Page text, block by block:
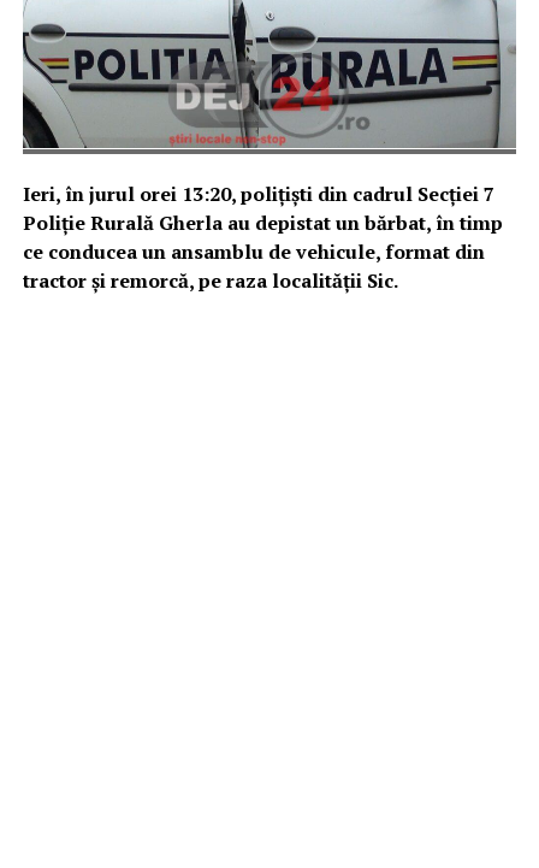
Ieri, în jurul orei 13:20, poliţişti din cadrul Secţiei 7
Poliţie Rurală Gherla au depistat un bărbat, în timp
ce conducea un ansamblu de vehicule, format din
tractor şi remorcă, pe raza localităţii Sic.